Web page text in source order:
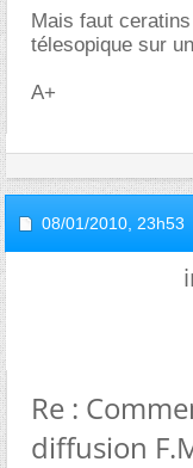
Mais faut
télesopique sur
A+
08/01/2010, 23h53
Re :
diffusion